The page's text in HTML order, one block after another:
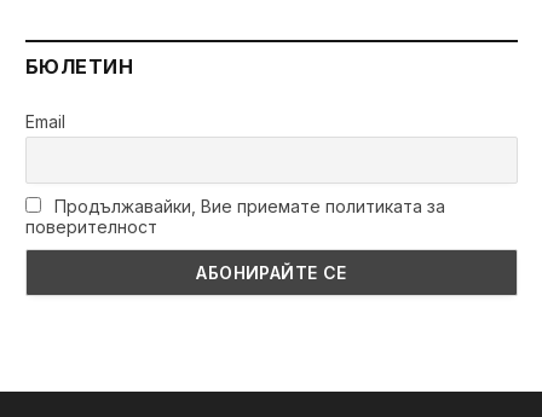
БЮЛЕТИН
Email
Продължавайки, Вие приемате политиката за
поверителност